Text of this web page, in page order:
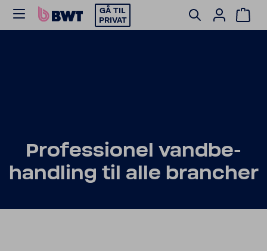
GÅ TIL
PRIVAT
Profes­sionel vand­be­
hand­ling til alle bran­cher